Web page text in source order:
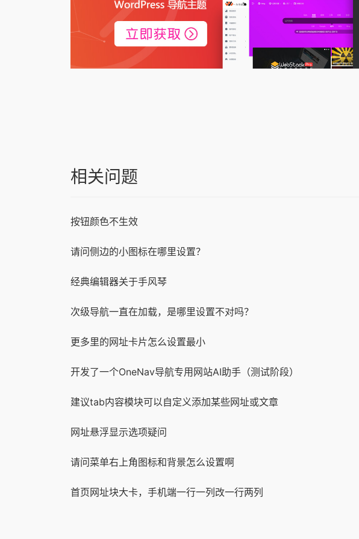
相关问题
按钮颜色不生效
请问侧边的小图标在哪里设置？
经典编辑器关于手风琴
次级导航一直在加载，是哪里设置不对吗？
更多里的网址卡片怎么设置最小
开发了一个OneNav导航专用网站AI助手（测试阶段）
建议tab内容模块可以自定义添加某些网址或文章
网址悬浮显示选项疑问
请问菜单右上角图标和背景怎么设置啊
首页网址块大卡，手机端一行一列改一行两列